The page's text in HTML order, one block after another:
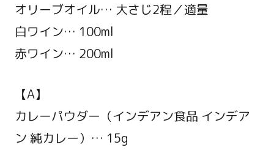
オリーブオイル… 大さじ2程／適量
白ワイン… 100ml
赤ワイン… 200ml
【A】
カレーパウダー（インデアン食品 インデア
ン 純カレー）… 15g